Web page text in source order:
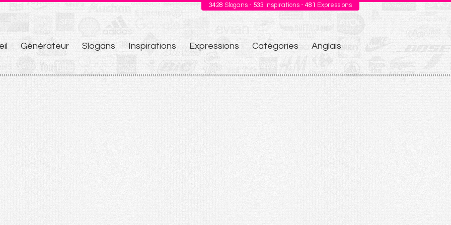
3428 Slogans - 533 Inspirations - 481 Expressions
Générateur Slogans Inspirations Expressions Catégories Anglais